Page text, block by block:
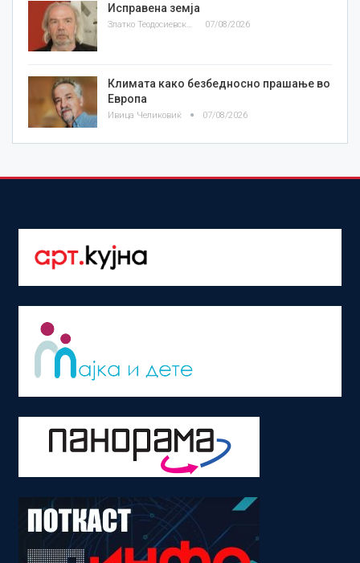
Исправена земја
Златко Теодосиевски 07/08/2026
Климата како безбедносно прашање во
Европа
Ивица Челиковиќ 07/08/2026